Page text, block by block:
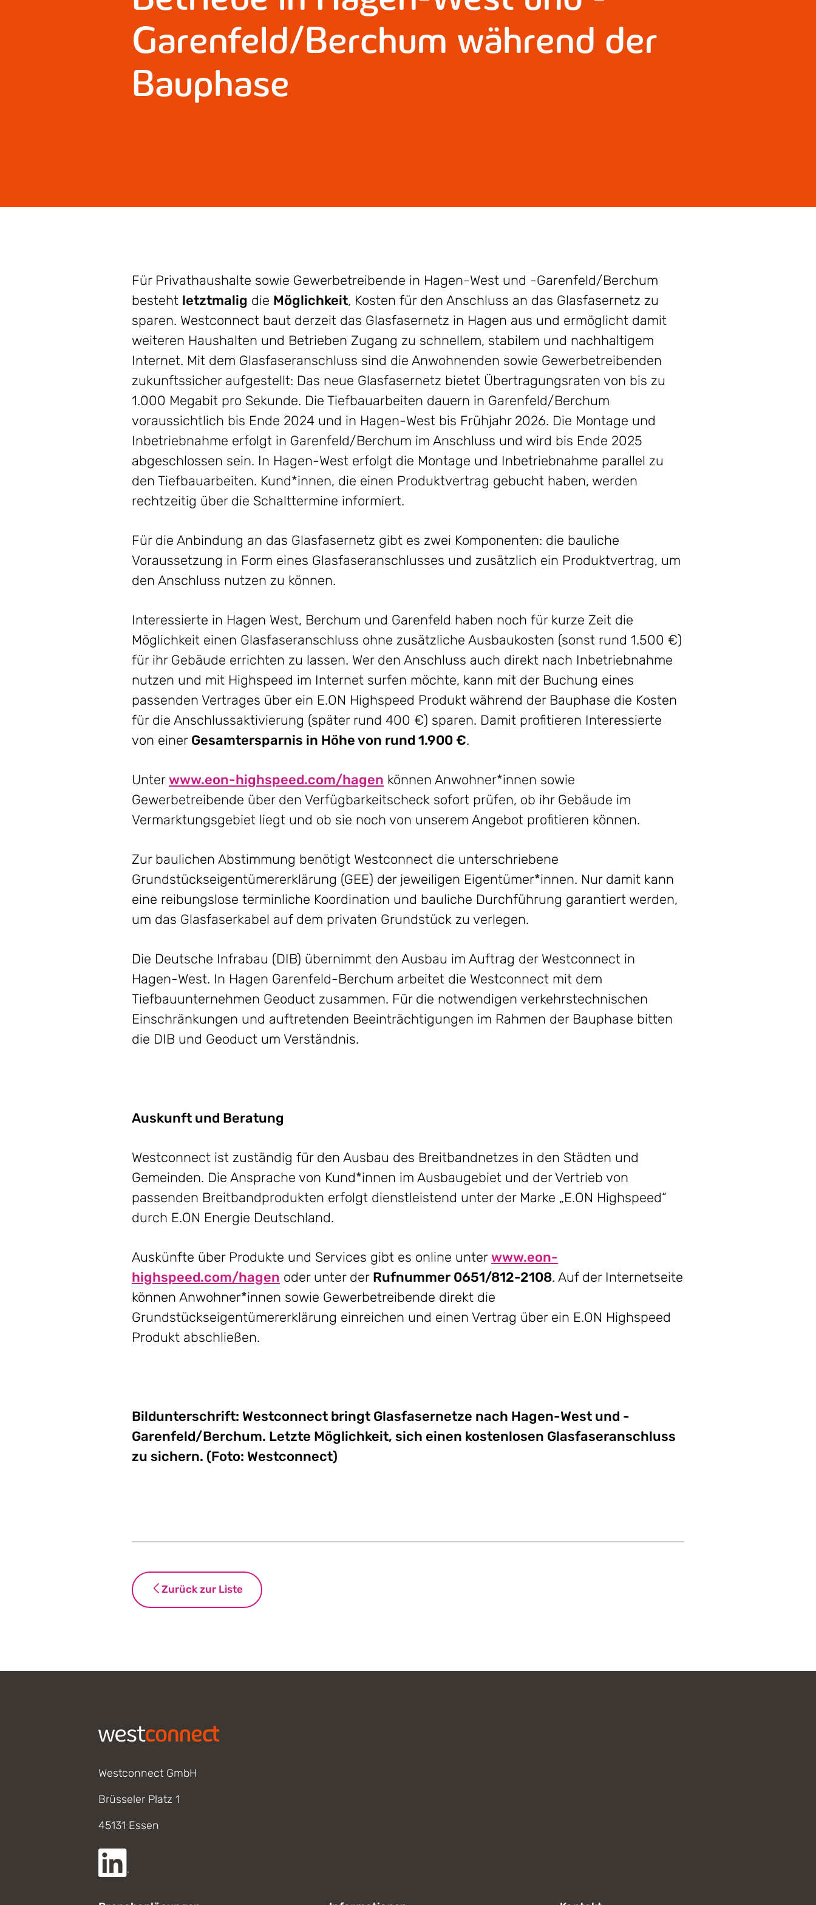
Garenfeld/Berchum während der
Bauphase
Für Privathaushalte sowie Gewerbetreibende in Hagen-West und -Garenfeld/Berchum
besteht letztmalig die Möglichkeit, Kosten für den Anschluss an das Glasfasernetz zu
sparen. Westconnect baut derzeit das Glasfasernetz in Hagen aus und ermöglicht damit
weiteren Haushalten und Betrieben Zugang zu schnellem, stabilem und nachhaltigem
Internet. Mit dem Glasfaseranschluss sind die Anwohnenden sowie Gewerbetreibenden
zukunftssicher aufgestellt: Das neue Glasfasernetz bietet Übertragungsraten von bis zu
1.000 Megabit pro Sekunde. Die Tiefbauarbeiten dauern in Garenfeld/Berchum
voraussichtlich bis Ende 2024 und in Hagen-West bis Frühjahr 2026. Die Montage und
Inbetriebnahme erfolgt in Garenfeld/Berchum im Anschluss und wird bis Ende 2025
abgeschlossen sein. In Hagen-West erfolgt die Montage und Inbetriebnahme parallel zu
den Tiefbauarbeiten. Kund*innen, die einen Produktvertrag gebucht haben, werden
rechtzeitig über die Schalttermine informiert.
Für die Anbindung an das Glasfasernetz gibt es zwei Komponenten: die bauliche
Voraussetzung in Form eines Glasfaseranschlusses und zusätzlich ein Produktvertrag, um
den Anschluss nutzen zu können.
Interessierte in Hagen West, Berchum und Garenfeld haben noch für kurze Zeit die
Möglichkeit einen Glasfaseranschluss ohne zusätzliche Ausbaukosten (sonst rund 1.500 €)
für ihr Gebäude errichten zu lassen. Wer den Anschluss auch direkt nach Inbetriebnahme
nutzen und mit Highspeed im Internet surfen möchte, kann mit der Buchung eines
passenden Vertrages über ein E.ON Highspeed Produkt während der Bauphase die Kosten
für die Anschlussaktivierung (später rund 400 €) sparen. Damit profitieren Interessierte
von einer Gesamtersparnis in Höhe von rund 1.900 €.
Unterwww.eon-highspeed.com/hagen können Anwohner*innen sowie
Gewerbetreibende über den Verfügbarkeitscheck sofort prüfen, ob ihr Gebäude im
Vermarktungsgebiet liegt und ob sie noch von unserem Angebot profitieren können.
Zur baulichen Abstimmung benötigt Westconnect die unterschriebene
Grundstückseigentümererklärung (GEE) der jeweiligen Eigentümer*innen. Nur damit kann
eine reibungslose terminliche Koordination und bauliche Durchführung garantiert werden,
um das Glasfaserkabel auf dem privaten Grundstück zu verlegen.
Die Deutsche Infrabau (DIB) übernimmt den Ausbau im Auftrag der Westconnect in
Hagen-West. In Hagen Garenfeld-Berchum arbeitet die Westconnect mit dem
Tiefbauunternehmen Geoduct zusammen. Für die notwendigen verkehrstechnischen
Einschränkungen und auftretenden Beeinträchtigungen im Rahmen der Bauphase bitten
die DIB und Geoduct um Verständnis.
Auskunft und Beratung
Westconnect ist zuständig für den Ausbau des Breitbandnetzes in den Städten und
Gemeinden. Die Ansprache von Kund*innen im Ausbaugebiet und der Vertrieb von
passenden Breitbandprodukten erfolgt dienstleistend unter der Marke „E.ON Highspeed“
durch E.ON Energie Deutschland.
Auskünfte über Produkte und Services gibt es online unterwww.eon-
highspeed.com/hagen oder unter der Rufnummer 0651/812-2108. Auf der Internetseite
können Anwohner*innen sowie Gewerbetreibende direkt die
Grundstückseigentümererklärung einreichen und einen Vertrag über ein E.ON Highspeed
Produkt abschließen.
Bildunterschrift: Westconnect bringt Glasfasernetze nach Hagen-West und -
Garenfeld/Berchum. Letzte Möglichkeit, sich einen kostenlosen Glasfaseranschluss
zu sichern. (Foto: Westconnect)
Zurück zur Liste
Westconnect GmbH
Brüsseler Platz 1
45131 Essen